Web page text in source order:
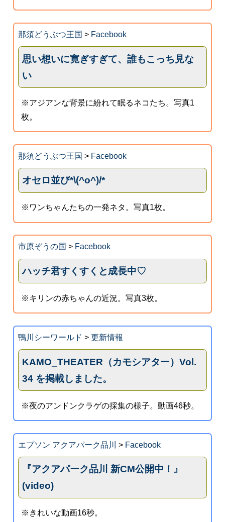
那須どうぶつ王国 > Facebook
思い想いに寛ぎすぎて、誰もこっち見な
い
※アジアンな背景に紛れて眠るネコたち。写真1
枚。
那須どうぶつ王国 > Facebook
オセロ並び*\(^o^)/*
※ワンちゃんたちの一発ネタ。写真1枚。
市原ぞうの国 > Facebook
ハッチ君すくすくと成長中♡
※キリンの赤ちゃんの近況。写真3枚。
鴨川シーワールド > 更新情報
KAMO_THEATER（カモシアター）Vol.
34 を掲載しました。
※夜のアンドンクラゲの採集の様子。動画46秒。
エプソン アクアパーク品川 > Facebook
『アクアパーク品川 新CM公開中！』
(video)
※きれいな動画16秒。